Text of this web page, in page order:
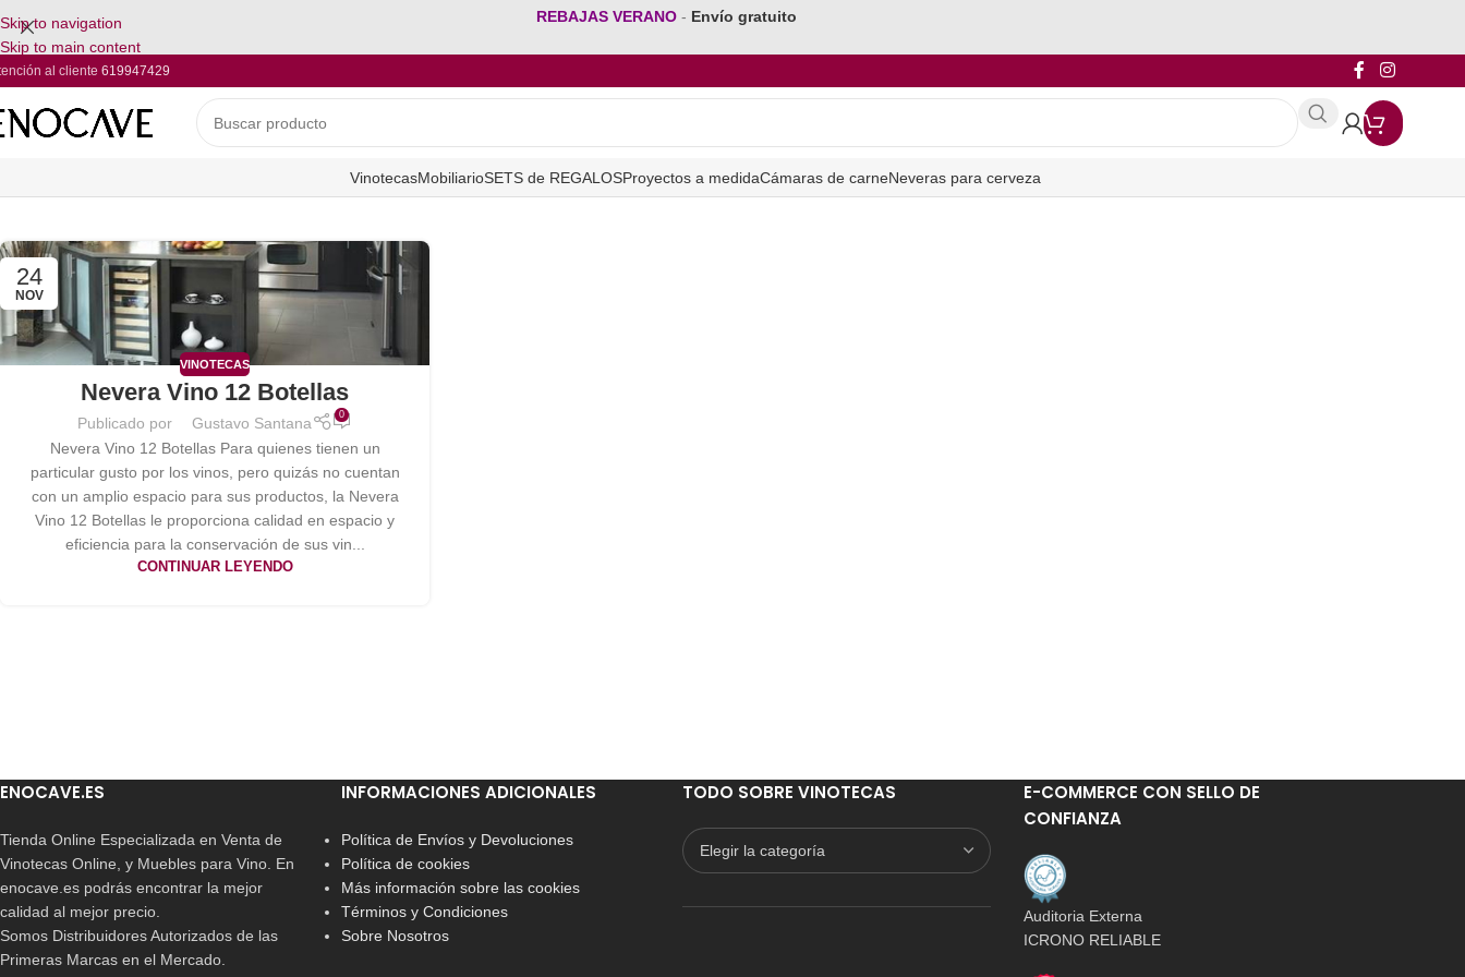
Skip to navigation
Skip to main content
REBAJAS VERANO - Envío gratuito
al cliente 619947429
VinotecasMobiliarioSETS de REGALOSProyectos a medidaCámaras de carneNeveras para cerveza
24
NOV
VINOTECAS
Nevera Vino 12 Botellas
Publicado por Gustavo Santana 0
Nevera Vino 12 Botellas Para quienes tienen un
particular gusto por los vinos, pero quizás no cuentan
con un amplio espacio para sus productos, la Nevera
Vino 12 Botellas le proporciona calidad en espacio y
eficiencia para la conservación de sus vin...
CONTINUAR LEYENDO
ENOCAVE.ES
Tienda Online Especializada en Venta de
Vinotecas Online, y Muebles para Vino. En
enocave.es podrás encontrar la mejor
calidad al mejor precio.
Somos Distribuidores Autorizados de las
Primeras Marcas en el Mercado.
INFORMACIONES ADICIONALES
Política de Envíos y Devoluciones
Política de cookies
Más información sobre las cookies
Términos y Condiciones
Sobre Nosotros
TODO SOBRE VINOTECAS
E-COMMERCE CON SELLO DE
CONFIANZA
Auditoria Externa
ICRONO RELIABLE